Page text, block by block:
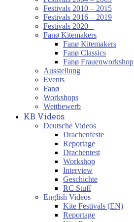
Festivals 2010 – 2015
Festivals 2016 – 2019
Festivals 2020 –
Fanø Kitemakers
Fanø Kitemakers
Fanø Classics
Fanø Frauenworkshop
Ausstellung
Events
Fanø
Workshops
Wettbewerb
KB Videos
Deutsche Videos
Drachenfeste
Reportage
Drachentest
Workshop
Interview
Geschichte
RC Stuff
English Videos
Kite Festivals (EN)
Reportage